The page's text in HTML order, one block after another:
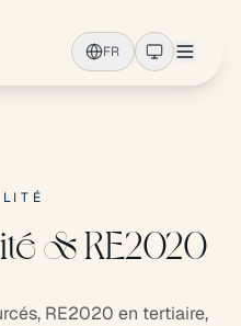
FR
& RE2020
RE2020 en tertiaire,